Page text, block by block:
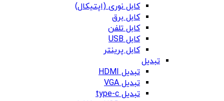
کابل نوری (اپتیکال)
کابل برق
کابل تلفن
کابل USB
کابل پرینتر
تبدیل
تبدیل HDMI
تبدیل VGA
تبدیل type-c